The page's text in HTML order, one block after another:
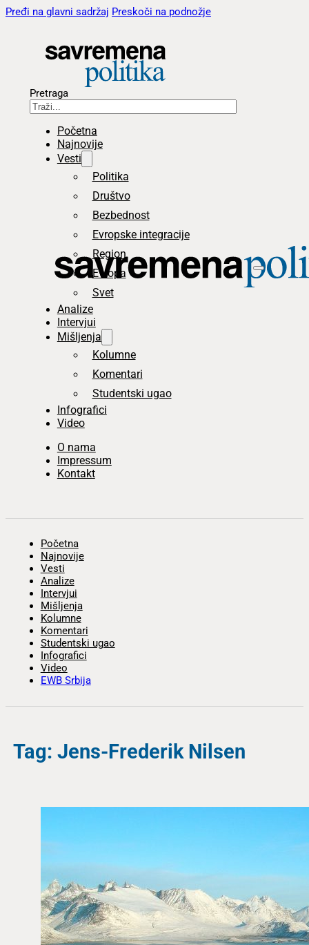
Pređi na glavni sadržaj Preskoči na podnožje
Pretraga
Početna
Najnovije
Vesti
Politika
Društvo
Bezbednost
Evropske integracije
Region
Evropa
Svet
Analize
Intervjui
Mišljenja
Kolumne
Komentari
Studentski ugao
Infografici
Video
O nama
Impressum
Kontakt
Početna
Najnovije
Vesti
Analize
Intervjui
Mišljenja
Kolumne
Komentari
Studentski ugao
Infografici
Video
EWB Srbija
Tag: Jens-Frederik Nilsen